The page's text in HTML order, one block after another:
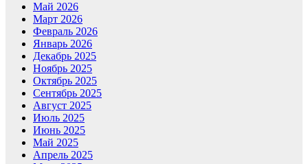
Май 2026
Март 2026
Февраль 2026
Январь 2026
Декабрь 2025
Ноябрь 2025
Октябрь 2025
Сентябрь 2025
Август 2025
Июль 2025
Июнь 2025
Май 2025
Апрель 2025